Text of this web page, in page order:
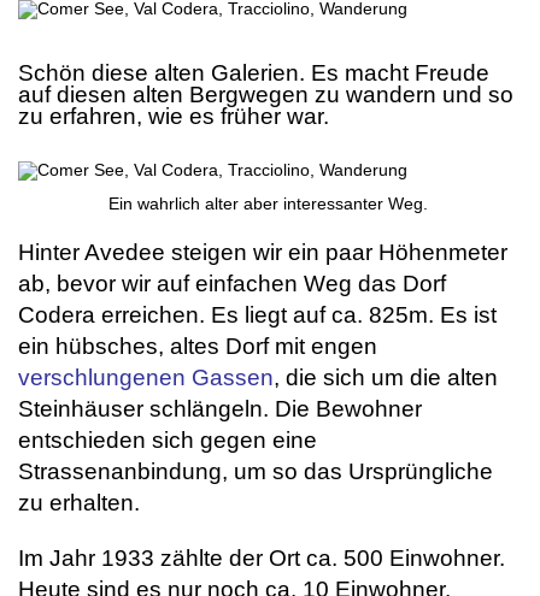
Schön diese alten Galerien. Es macht Freude
auf diesen alten Bergwegen zu wandern und so
zu erfahren, wie es früher war.
Ein wahrlich alter aber interessanter Weg.
Hinter Avedee steigen wir ein paar Höhenmeter
ab, bevor wir auf einfachen Weg das Dorf
Codera erreichen. Es liegt auf ca. 825m. Es ist
ein hübsches, altes Dorf mit engen
verschlungenen Gassen, die sich um die alten
Steinhäuser schlängeln. Die Bewohner
entschieden sich gegen eine
Strassenanbindung, um so das Ursprüngliche
zu erhalten.
Im Jahr 1933 zählte der Ort ca. 500 Einwohner.
Heute sind es nur noch ca. 10 Einwohner.